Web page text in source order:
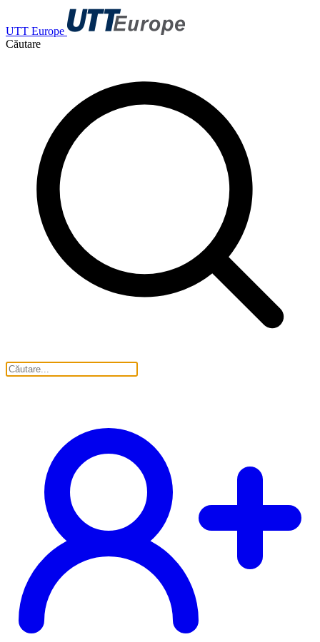
UTT Europe
Căutare